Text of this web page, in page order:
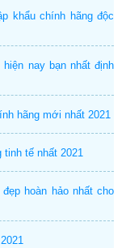
khẩu chính hãng độc
nay bạn nhất định
hãng mới nhất 2021
tinh tế nhất 2021
hoàn hảo nhất cho